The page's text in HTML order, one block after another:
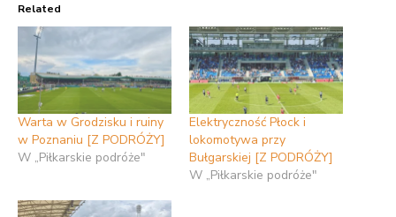
Related
Warta w Grodzisku i ruiny
w Poznaniu [Z PODRÓŻY]
W „Piłkarskie podróże"
Elektryczność Płock i
lokomotywa przy
Bułgarskiej [Z PODRÓŻY]
W „Piłkarskie podróże"